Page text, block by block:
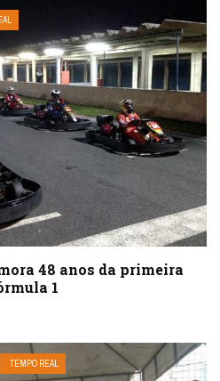
48 anos da primeira
1
TEMPO REAL